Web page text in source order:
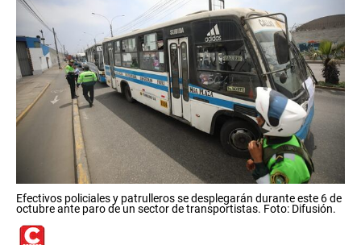
Efectivos policiales y patrulleros se desplegarán durante este 6 de
octubre ante paro de un sector de transportistas. Foto: Difusión.